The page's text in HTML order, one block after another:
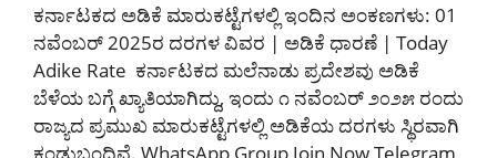
ಕರ್ನಾಟಕದ ಅಡಿಕೆ ಮಾರುಕಟ್ಟೆಗಳಲ್ಲಿ ಇಂದಿನ ಅಂಕಣಗಳು: 01
ನವೆಂಬರ್ 2025ರ ದರಗಳ ವಿವರ | ಅಡಿಕೆ ಧಾರಣೆ | Today
Adike Rate ಕರ್ನಾಟಕದ ಮಲೆನಾಡು ಪ್ರದೇಶವು ಅಡಿಕೆ
ಬೆಳೆಯ ಬಗ್ಗೆ ಖ್ಯಾತಿಯಾಗಿದ್ದು, ಇಂದು ೧ ನವೆಂಬರ್ ೨೦೨೫ ರಂದು
ರಾಜ್ಯದ ಪ್ರಮುಖ ಮಾರುಕಟ್ಟೆಗಳಲ್ಲಿ ಅಡಿಕೆಯ ದರಗಳು ಸ್ಥಿರವಾಗಿ